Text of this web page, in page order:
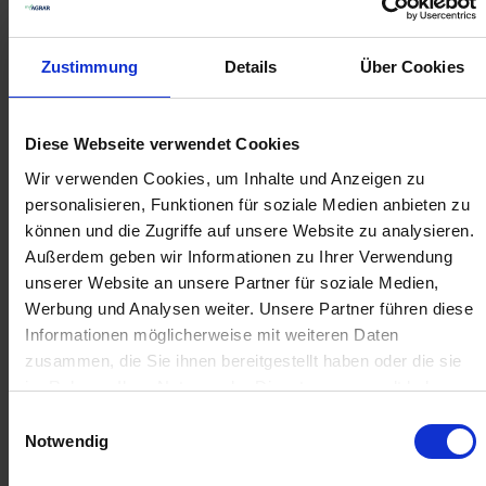
Zustimmung Details Über Cookies
Diese Webseite verwendet Cookies
Wir verwenden Cookies, um Inhalte und Anzeigen zu
personalisieren, Funktionen für soziale Medien anbieten zu
können und die Zugriffe auf unsere Website zu analysieren.
Außerdem geben wir Informationen zu Ihrer Verwendung
unserer Website an unsere Partner für soziale Medien,
Werbung und Analysen weiter. Unsere Partner führen diese
Informationen möglicherweise mit weiteren Daten
zusammen, die Sie ihnen bereitgestellt haben oder die sie
im Rahmen Ihrer Nutzung der Dienste gesammelt haben.
Notwendig
18,34 € / St 4,51 € / St
Anmelden für Ihren persönlichen Preis
1,84 € / St
1,84 €pro 1 Stück
zzgl. Versandkosten
Lieferung voraussichtlich ab Donnerstag, 13. August 2026